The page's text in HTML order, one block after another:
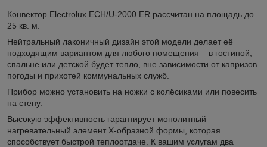
Конвектор Electrolux ECH/U-2000 ER рассчитан на площадь до
25 кв. м.
Нейтральный лаконичный дизайн этой модели делает её
подходящим вариантом для любого помещения – в гостиной,
спальне или детской будет тепло, вне зависимости от капризов
погоды и прихотей коммунальных служб.
Прибор можно установить на ножки с колёсиками или повесить
на стену.
Высокую эффективность гарантирует монолитный
нагревательный элемент Х-образной формы, которая
способствует быстрой теплоотдаче. К вашим услугам два